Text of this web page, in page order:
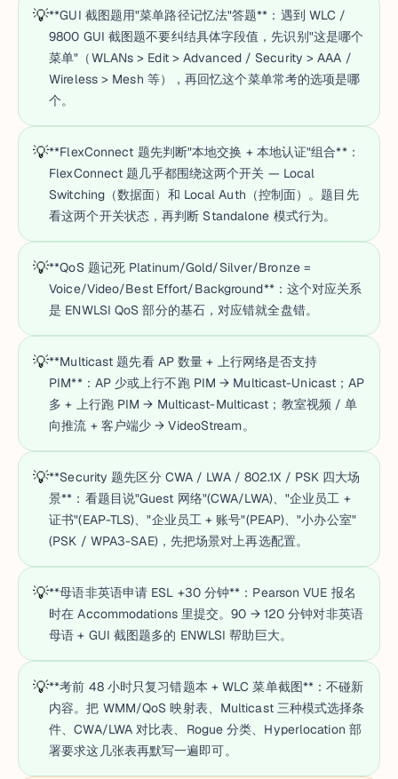
💡**GUI 截图题用"菜单路径记忆法"答题**：遇到 WLC /
9800 GUI 截图题不要纠结具体字段值，先识别"这是哪个
菜单"（WLANs > Edit > Advanced / Security > AAA /
Wireless > Mesh 等），再回忆这个菜单常考的选项是哪
个。
💡**FlexConnect 题先判断"本地交换 + 本地认证"组合**：
FlexConnect 题几乎都围绕这两个开关 — Local
Switching（数据面）和 Local Auth（控制面）。题目先
看这两个开关状态，再判断 Standalone 模式行为。
💡**QoS 题记死 Platinum/Gold/Silver/Bronze =
Voice/Video/Best Effort/Background**：这个对应关系
是 ENWLSI QoS 部分的基石，对应错就全盘错。
💡**Multicast 题先看 AP 数量 + 上行网络是否支持
PIM**：AP 少或上行不跑 PIM → Multicast-Unicast；AP
多 + 上行跑 PIM → Multicast-Multicast；教室视频 / 单
向推流 + 客户端少 → VideoStream。
💡**Security 题先区分 CWA / LWA / 802.1X / PSK 四大场
景**：看题目说"Guest 网络"(CWA/LWA)、"企业员工 +
证书"(EAP-TLS)、"企业员工 + 账号"(PEAP)、"小办公室"
(PSK / WPA3-SAE)，先把场景对上再选配置。
💡**母语非英语申请 ESL +30 分钟**：Pearson VUE 报名
时在 Accommodations 里提交。90 → 120 分钟对非英语
母语 + GUI 截图题多的 ENWLSI 帮助巨大。
💡**考前 48 小时只复习错题本 + WLC 菜单截图**：不碰新
内容。把 WMM/QoS 映射表、Multicast 三种模式选择条
件、CWA/LWA 对比表、Rogue 分类、Hyperlocation 部
署要求这几张表再默写一遍即可。